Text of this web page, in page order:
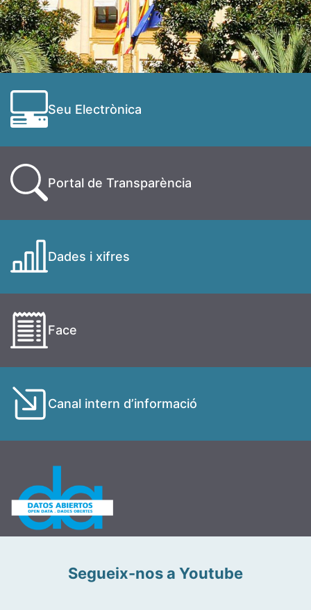
Seu Electrònica
Portal de Transparència
Dades i xifres
Face
Canal intern d’informació
Segueix-nos a Youtube